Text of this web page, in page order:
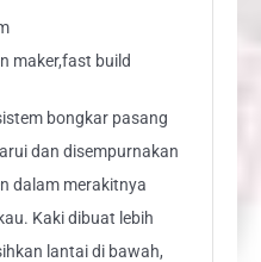
maker,fast build
bongkar pasang
dan disempurnakan
dalam merakitnya
Kaki dibuat lebih
lantai di bawah,